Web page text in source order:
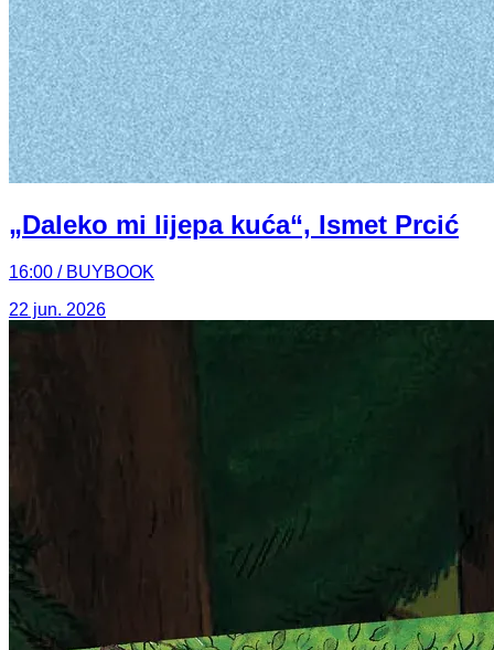
„Daleko mi lijepa kuća“, Ismet Prcić
16:00 / BUYBOOK
22 jun. 2026